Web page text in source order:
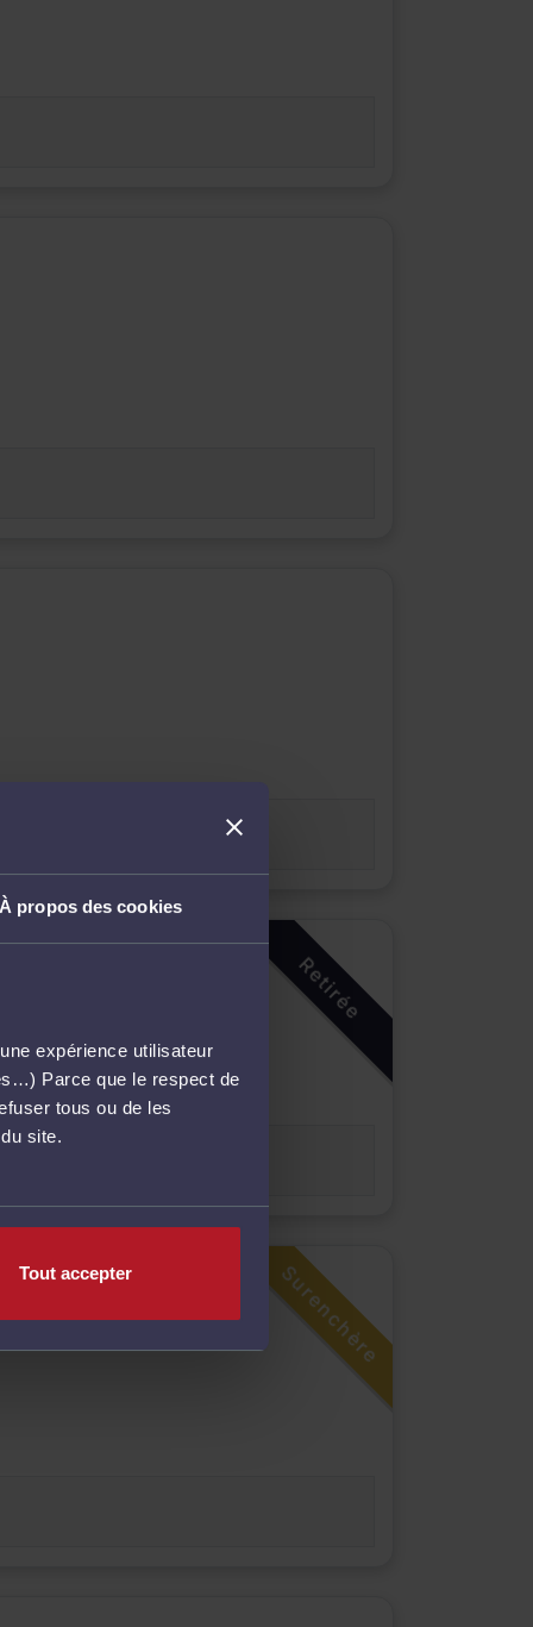
À propos des cookies
expérience utilisateur
Parce que le respect de
tous ou de les
site.
Tout accepter
Retirée
DE PARKING Surenchère